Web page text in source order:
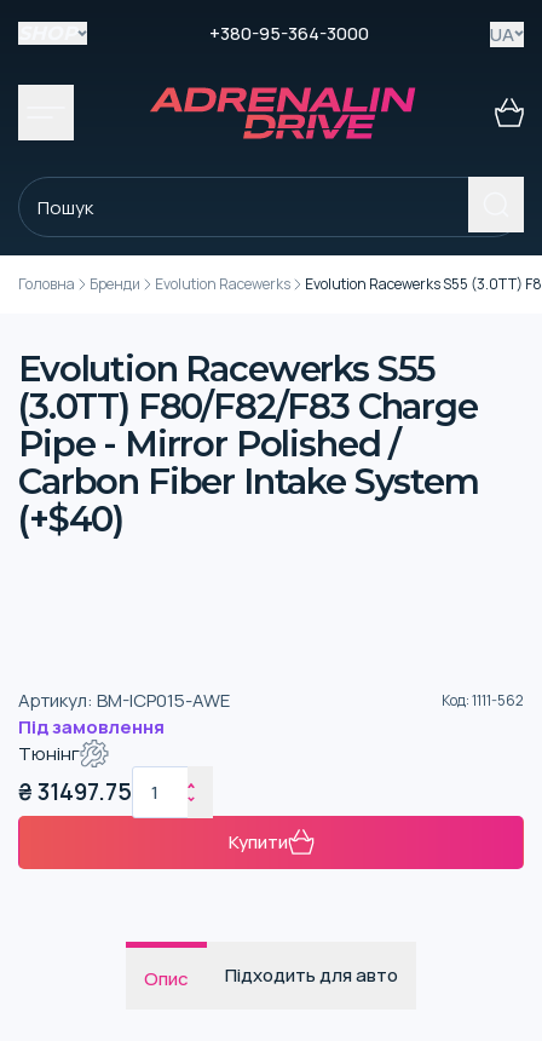
+380-95-364-3000 UA
Головна Бренди Evolution Racewerks Evolution Racewerks S55 (3.0TT)
Evolution Racewerks S55
(3.0TT) F80/F82/F83 Charge
Pipe - Mirror Polished /
Carbon Fiber Intake System
(+$40)
Артикул: BM-ICP015-AWE Код:1111-562
Під замовлення
Тюнінг
₴31497.75
Купити
Опис Підходить для авто